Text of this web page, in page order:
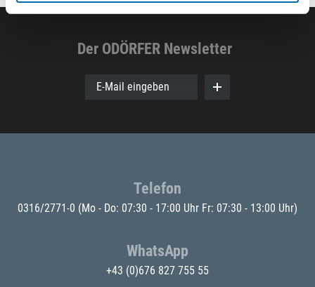
Der ODÖRFER Newsletter
E-Mail eingeben
Telefon
0316/2771-0 (Mo - Do: 07:30 - 17:00 Uhr Fr: 07:30 - 13:00 Uhr)
WhatsApp
+43 (0)676 827 755 55